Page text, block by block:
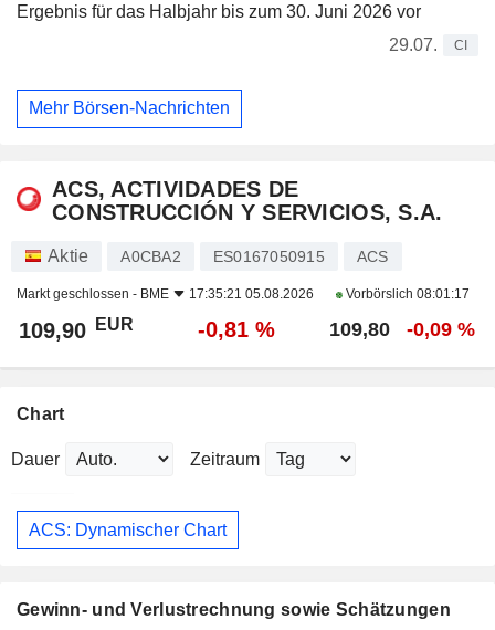
Ergebnis für das Halbjahr bis zum 30. Juni 2026 vor
29.07.
CI
Mehr Börsen-Nachrichten
ACS, ACTIVIDADES DE
CONSTRUCCIÓN Y SERVICIOS, S.A.
Aktie A0CBA2 ES0167050915 ACS
Markt geschlossen - BME 17:35:21 05.08.2026 Vorbörslich 08:01:17
109,90 EUR -0,81 % 109,80 -0,09 %
Chart
Dauer Zeitraum
ACS: Dynamischer Chart
Gewinn- und Verlustrechnung sowie Schätzungen